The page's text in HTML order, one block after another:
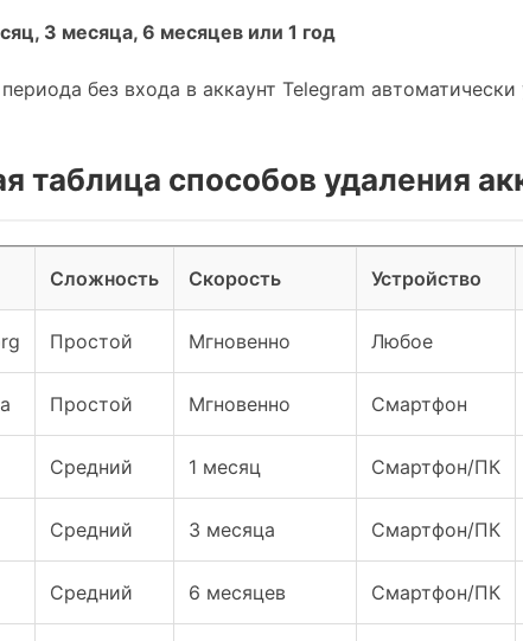
3 месяца, 6 месяцев или 1 год
без входа в аккаунт Telegram
таблица способов удаления
Сложность Скорость Устройство
Простой Мгновенно Любое
Простой Мгновенно Смартфон
Средний 1 месяц Смартфон/ПК
Средний 3 месяца Смартфон/ПК
Средний 6 месяцев Смартфон/ПК